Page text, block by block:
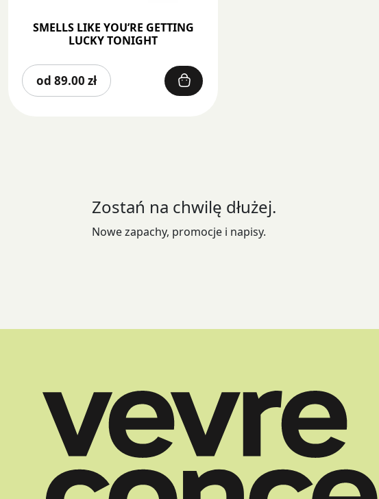
SMELLS LIKE YOU’RE GETTING
LUCKY TONIGHT
od 89.00 zł
produkt
na
produktu
Zostań na chwilę dłużej.
Nowe zapachy, promocje i napisy.